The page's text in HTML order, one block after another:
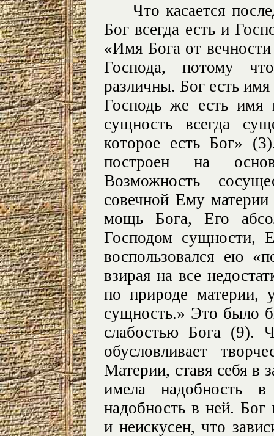
Что касается
Бог всегда есть и
«Имя Бога от
Господа, потому
различны. Бог есть
Господь же есть имя
сущность всегда
которое есть Бог»
построен на
Возможность
совечной Ему
мощь Бога, Его
Господом сущности,
воспользовался ею
взирая на все
по природе материи,
сущность.» Это было
слабостью Бога (9).
обусловливает
Материи, ставя себя в
имела надобность
надобность в ней. Бог
и неискусен, что